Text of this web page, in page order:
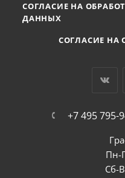
СОГЛАСИЕ НА
ДАННЫХ
СОГЛАСИЕ НА
+7 495 795-
Пн-
Сб-